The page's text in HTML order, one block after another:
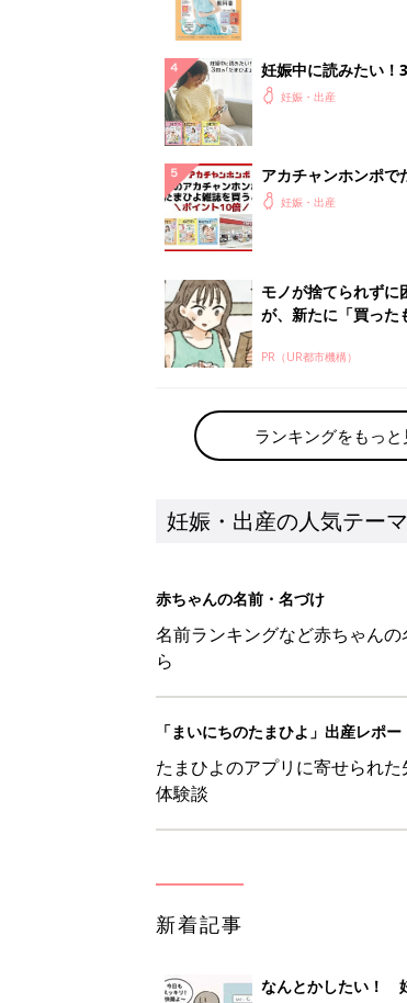
妊娠中に読みたい！
よ」妊娠・出産
アカチャンホンポで
うとポイント10倍【
妊娠・出産
モノが捨てられずに
が、新たに「買った
PR（UR都市機構）
ランキングをもっと
妊娠・出産の人気テーマ
赤ちゃんの名前・名づけ
名前ランキングなど赤ちゃんの
ら
「まいにちのたまひよ」出産レポー
たまひよのアプリに寄せられ
体験談
新着記事
なんとかしたい！